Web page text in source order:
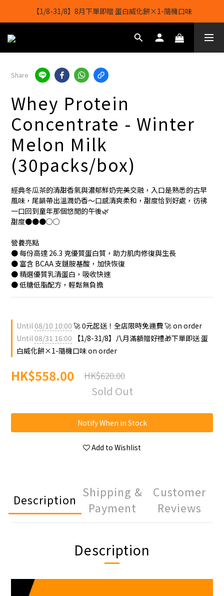
【1/8-31/8】8月下單即贈 蛋白威化餅×1-隨機口味
【1/8-31/8】8月下單即贈 蛋白威化餅×1-隨機口味
結帳輸入[gopowerhk]，可享全單*95折*，可與活動折扣疊加。
【1/8-31/8】8月下單即贈 蛋白威化餅×1-隨機口味
Share
Whey Protein
Concentrate - Winter
Melon Milk
(30packs/box)
經典冬瓜茶的清甜香氣與濃郁鮮奶完美交融，入口是熟悉的古早
風味，尾韻帶出溫潤奶香～口感清爽柔和，甜度恰到好處，彷彿
一口回到童年那個悠閒的午後🌿
甜度●●●○○
營養亮點
● 每份高達 26.3 克優質蛋白質，助力肌肉修復與生長
● 富含 BCAA 支鏈胺基酸，加快恢復
● 精選優質乳清蛋白，吸收快速
● 低糖低脂配方，輕鬆無負擔
Until08/10 10:00 🚀 0元起送！全店限時免運費 🚀 on order
Until08/31 16:00 【1/8-31/8】八月滿額贈好禮🎁下單即送 蛋
白威化餅×1-隨機口味 on order
HK$558.00 HK$620.00
Sold Out
Notify When in Stock
Add to Wishlist
Description
Shipping &
Payment
Customer
Reviews
Description